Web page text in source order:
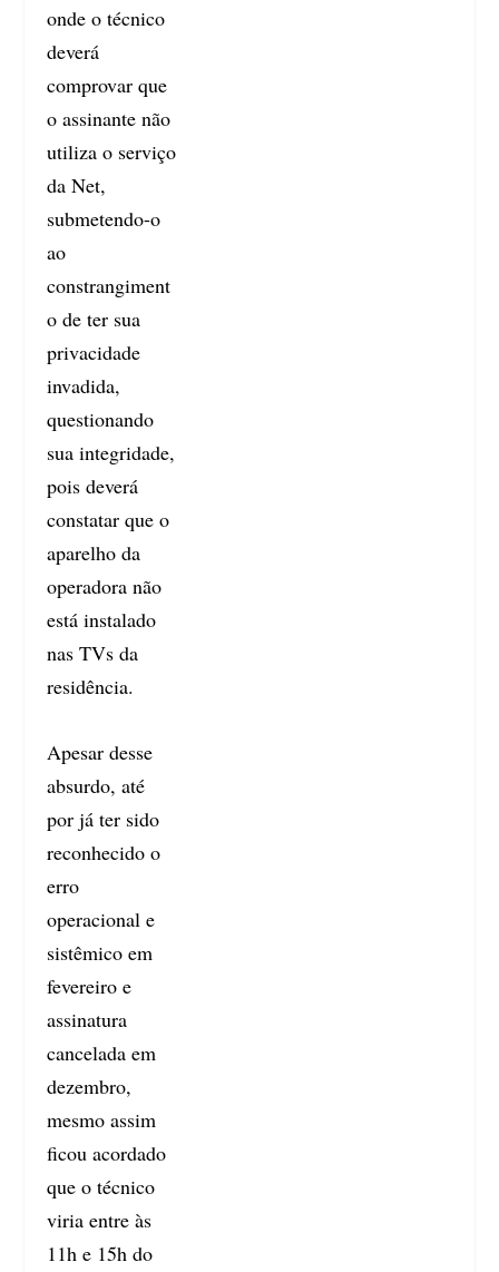
onde o técnico
deverá
comprovar que
o assinante não
utiliza o serviço
da Net,
submetendo-o
ao
constrangiment
o de ter sua
privacidade
invadida,
questionando
sua integridade,
pois deverá
constatar que o
aparelho da
operadora não
está instalado
nas TVs da
residência.
Apesar desse
absurdo, até
por já ter sido
reconhecido o
erro
operacional e
sistêmico em
fevereiro e
assinatura
cancelada em
dezembro,
mesmo assim
ficou acordado
que o técnico
viria entre às
11h e 15h do